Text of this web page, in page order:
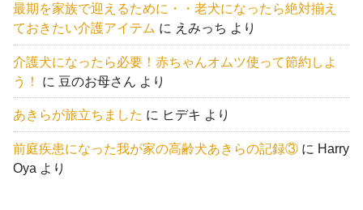
最期を家族で迎えるために・・老犬になったら絶対揃え
ておきたい介護アイテム に えみっち より
介護犬になったら必要！赤ちゃんオムツ使って節約しよ
う！
に 豆のお母さん より
あきらが旅立ちました に ヒデキ より
前庭疾患になった我が家の高齢犬あきらの記録③ に Harry
Oya より